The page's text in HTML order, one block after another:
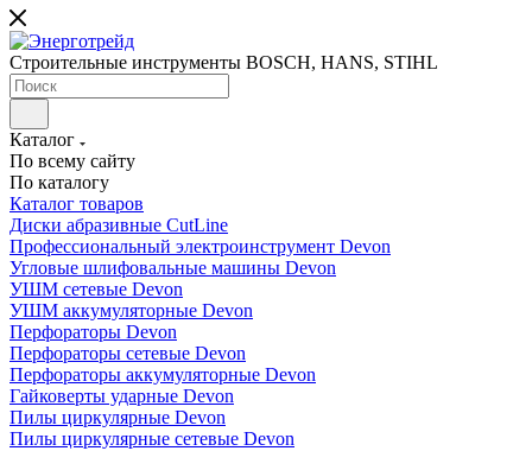
Строительные инструменты BOSCH, HANS, STIHL
Каталог
По всему сайту
По каталогу
Каталог товаров
Диски абразивные CutLine
Профессиональный электроинструмент Devon
Угловые шлифовальные машины Devon
УШМ сетевые Devon
УШМ аккумуляторные Devon
Перфораторы Devon
Перфораторы сетевые Devon
Перфораторы аккумуляторные Devon
Гайковерты ударные Devon
Пилы циркулярные Devon
Пилы циркулярные сетевые Devon